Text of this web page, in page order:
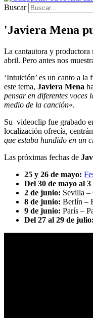
Buscar
'Javiera Mena
La cantautora y
abril. Pero antes nos
‘Intuición’ es un canto a la
este tema, Javiera Mena
pensar en diferentes
medio de la canción«.
Su videoclip fue grabado
localización ofrecía,
que estaba hundido en un
Las próximas fechas de
25 y 26 de mayo:
Del 30 de mayo al
2 de junio: Sevilla
8 de junio: Berlín –
9 de junio: París –
Del 27 al 29 de julio: